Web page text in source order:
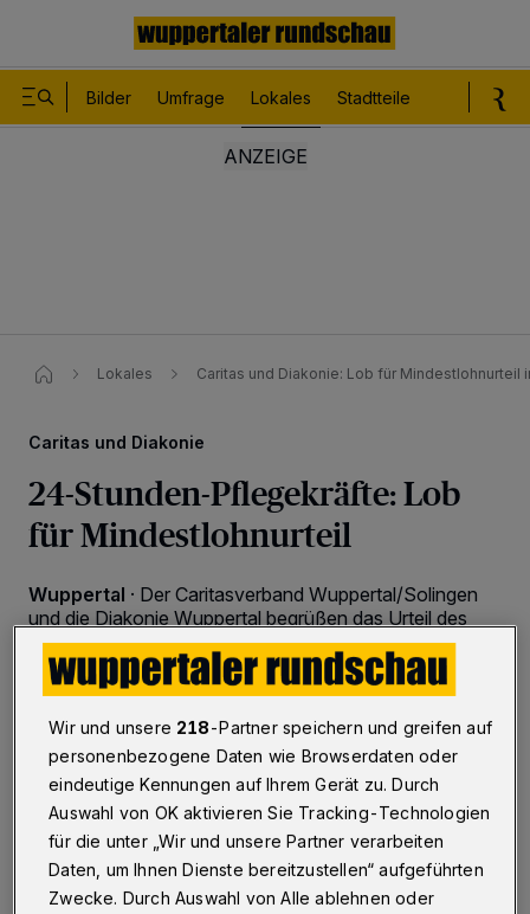
Bilder Umfrage Lokales Stadtteile
Lokales Caritas und Diakonie: Lob für
Caritas und Diakonie
24-Stunden-Pflegekräfte: Lob
für Mindestlohnurteil
Wuppertal · Der Caritasverband Wuppertal/Solingen
und die Diakonie Wuppertal begrüßen das Urteil des
Bundesarbeitsgerichts, nach dem ausländischen
Pflegekräften, die in Deutschland als so genannte „Live
in“-Kräfte in den Haushalten Pflegebedürftiger
Recht zusteht.
05.07.2021 , 07:30 Uhr 2 Minuten Lesezeit
Wir und unsere 218-Partner speichern und greifen auf
personenbezogene Daten wie Browserdaten oder
eindeutige Kennungen auf Ihrem Gerät zu. Durch
Auswahl von OK aktivieren Sie Tracking-Technologien
für die unter „Wir und unsere Partner verarbeiten
Daten, um Ihnen Dienste bereitzustellen“ aufgeführten
Zwecke. Durch Auswahl von Alle ablehnen oder